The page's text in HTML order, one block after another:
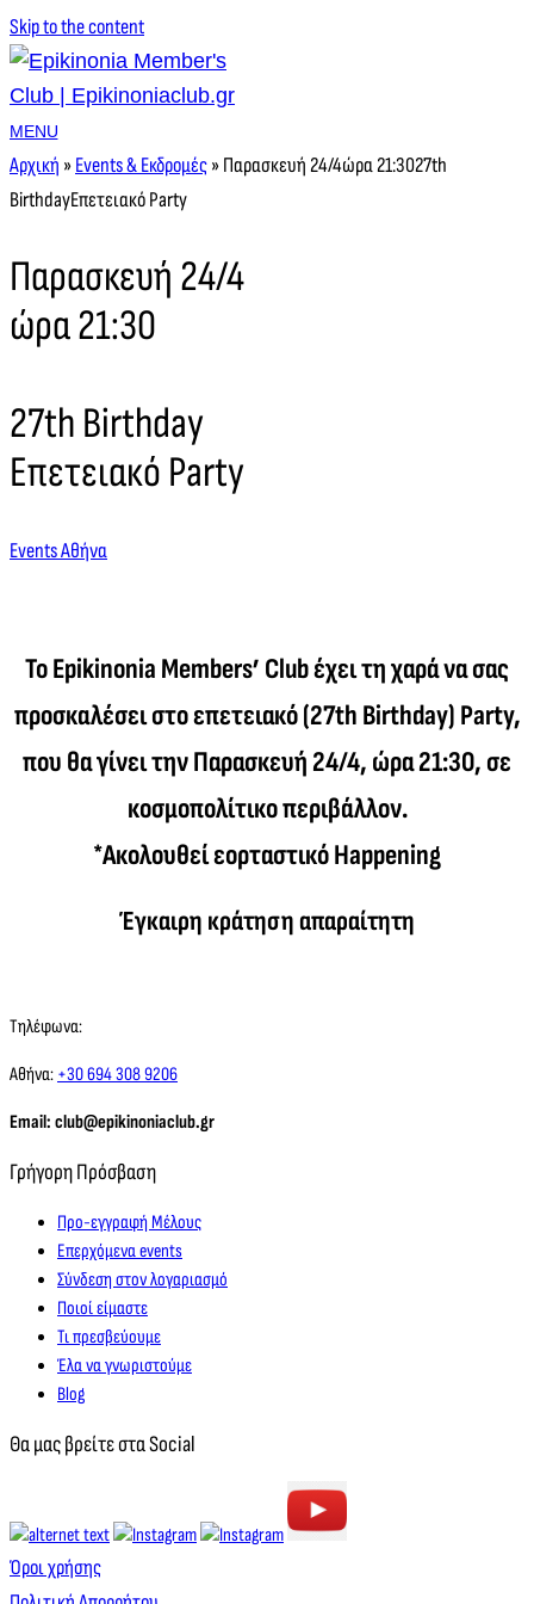
Skip to the content
MENU
Αρχική »Events & Εκδρομές»Παρασκευή 24/4ώρα 21:3027th
BirthdayΕπετειακό Party
Παρασκευή 24/4
ώρα 21:30
27th Birthday
Επετειακό Party
Events Αθήνα
Το Epikinonia Members’ Club έχει τη χαρά να σας
προσκαλέσει στο επετειακό (27th Birthday) Party,
που θα γίνει την Παρασκευή 24/4, ώρα 21:30, σε
κοσμοπολίτικο περιβάλλον.
*Ακολουθεί εορταστικό Happening
Έγκαιρη κράτηση απαραίτητη
Τηλέφωνα:
Αθήνα: +30 694 308 9206
Email: club@epikinoniaclub.gr
Γρήγορη Πρόσβαση
Προ-εγγραφή Μέλους
Επερχόμενα events
Σύνδεση στον λογαριασμό
Ποιοί είμαστε
Τι πρεσβεύουμε
Έλα να γνωριστούμε
Blog
Θα μας βρείτε στα Social
Όροι χρήσης